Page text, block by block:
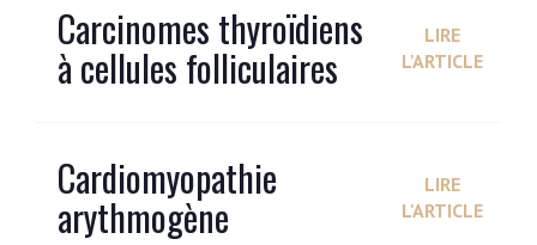
Carcinomes thyroïdiens
à cellules folliculaires
LIRE
L'ARTICLE
Cardiomyopathie
arythmogène
LIRE
L'ARTICLE